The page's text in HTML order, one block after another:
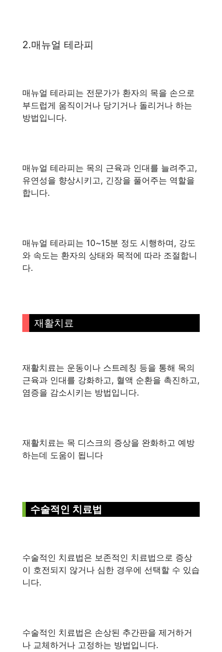
2.매뉴얼 테라피
매뉴얼 테라피는 전문가가 환자의 목을 손으로
부드럽게 움직이거나 당기거나 돌리거나 하는
방법입니다.
매뉴얼 테라피는 목의 근육과 인대를 늘려주고,
유연성을 향상시키고, 긴장을 풀어주는 역할을
합니다.
매뉴얼 테라피는 10~15분 정도 시행하며, 강도
와 속도는 환자의 상태와 목적에 따라 조절합니
다.
재활치료
재활치료는 운동이나 스트레칭 등을 통해 목의
근육과 인대를 강화하고, 혈액 순환을 촉진하고,
염증을 감소시키는 방법입니다.
재활치료는 목 디스크의 증상을 완화하고 예방
하는데 도움이 됩니다
수술적인 치료법
수술적인 치료법은 보존적인 치료법으로 증상
이 호전되지 않거나 심한 경우에 선택할 수 있습
니다.
수술적인 치료법은 손상된 추간판을 제거하거
나 교체하거나 고정하는 방법입니다.